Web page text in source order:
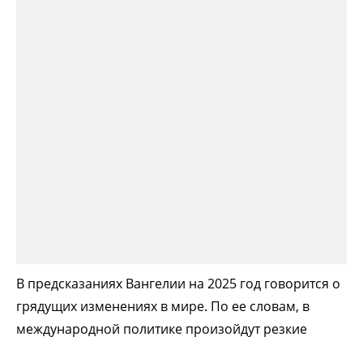
В предсказаниях Вангелии на 2025 год говорится о
грядущих изменениях в мире. По ее словам, в
международной политике произойдут резкие